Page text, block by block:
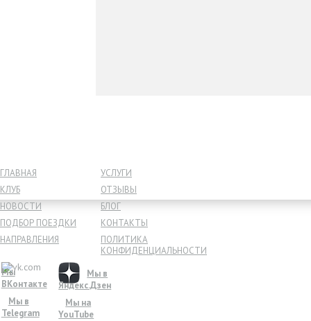
ГЛАВНАЯ
КЛУБ
НОВОСТИ
ПОДБОР ПОЕЗДКИ
НАПРАВЛЕНИЯ
УСЛУГИ
ОТЗЫВЫ
БЛОГ
КОНТАКТЫ
ПОЛИТИКА
КОНФИДЕНЦИАЛЬНОСТИ
Мы
ВКонтакте
Мы в
Telegram
Мы в
Яндекс.Дзен
Мы на
YouTube